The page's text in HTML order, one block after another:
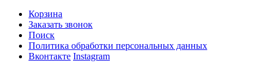
Корзина
Заказать звонок
Поиск
Политика обработки персональных данных
Вконтакте Instagram